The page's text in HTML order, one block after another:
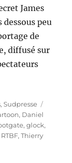
James
dessous peu
de
diffusé sur
,Sudpresse
, Daniel
,glock,
RTBF,Thierry